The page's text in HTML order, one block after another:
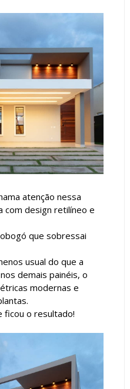
atenção nessa
com design retilíneo e
que sobressai
usual do que a
demais painéis, o
modernas e
ficou o resultado!